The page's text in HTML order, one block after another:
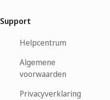
Support
Helpcentrum
Algemene
voorwaarden
Privacyverklaring